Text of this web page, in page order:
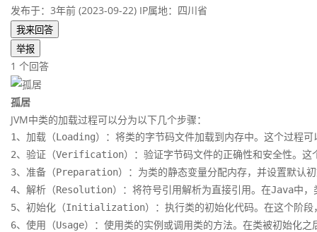
发布于：3年前 (2023-09-22) IP属地：四川省
我来回答
举报
1 个回答
孤居
JVM中类的加载过程可以分为以下几个步骤：
1、加载（Loading）：将类的字节码文件加载到内存中。这个过程
2、验证（Verification）：验证字节码文件的正确性和安全性。这
3、准备（Preparation）：为类的静态变量分配内存，并设置默认
4、解析（Resolution）：将符号引用解析为直接引用。在Java中，
5、初始化（Initialization）：执行类的初始化代码。在这个阶段，
6、使用（Usage）：使用类的实例或调用类的方法。在类被初始化